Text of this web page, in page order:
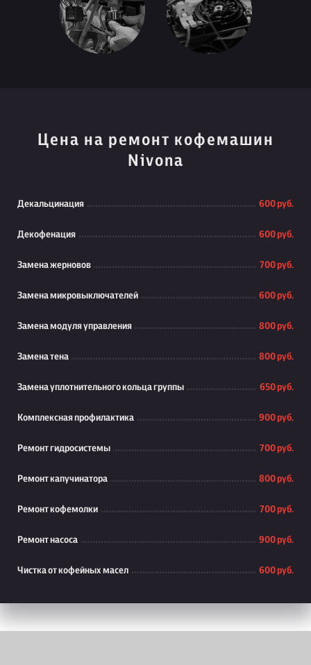
Цена на ремонт кофемашин
Nivona
Декальцинация 600 руб.
Декофенация 600 руб.
Замена жерновов 700 руб.
Замена микровыключателей 600 руб.
Замена модуля управления 800 руб.
Замена тена 800 руб.
Замена уплотнительного кольца группы 650 руб.
Комплексная профилактика 900 руб.
Ремонт гидросистемы 700 руб.
Ремонт капучинатора 800 руб.
Ремонт кофемолки 700 руб.
Ремонт насоса 900 руб.
Чистка от кофейных масел 600 руб.